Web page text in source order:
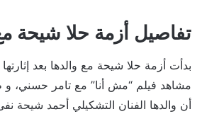
تفاصيل أزمة حلا شيحة
بدأت أزمة حلا شيحة مع والدها بعد
مشاهد فيلم “مش أنا” مع تامر حسني، و
أن والدها الفنان التشكيلي أحمد شيحة